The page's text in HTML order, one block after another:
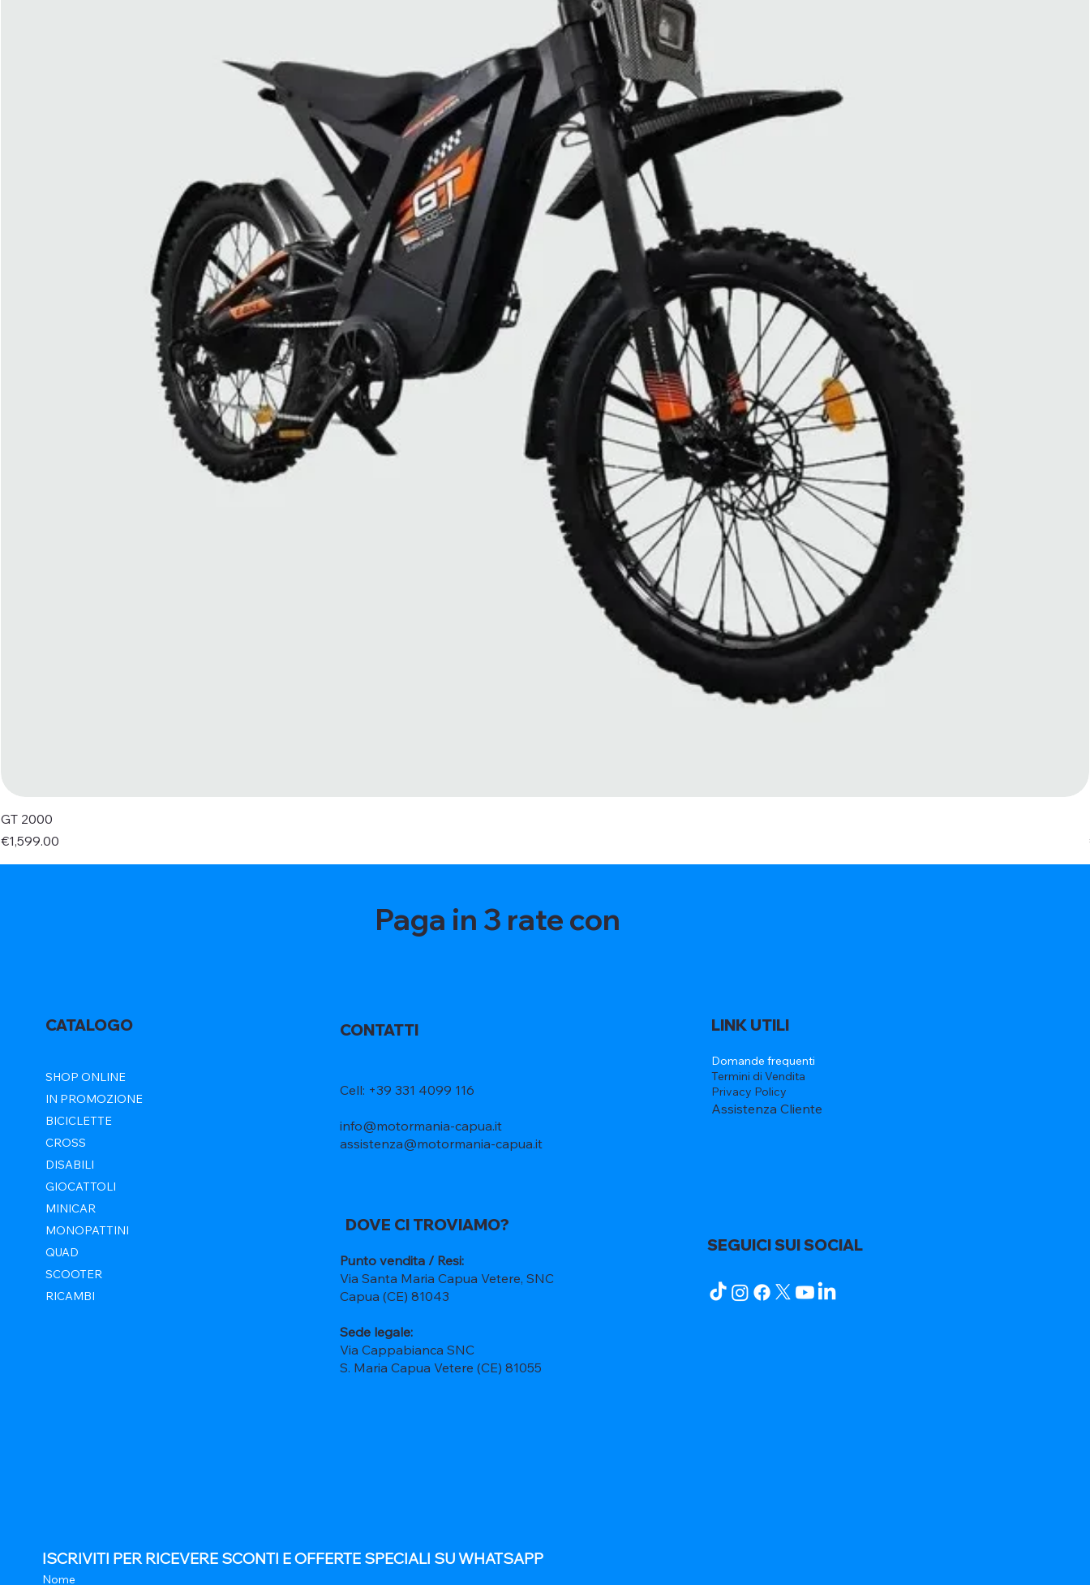
GT 2000
Price
€1,599.00
Paga in 3 rate con
CATALOGO
SHOP ONLINE
IN PROMOZIONE
BICICLETTE
CROSS
DISABILI
GIOCATTOLI
MINICAR
MONOPATTINI
QUAD
SCOOTER
RICAMBI
CONTATTI
Cell: +39 331 4099 116
info@motormania-capua.it
assistenza@motormania-capua.it
DOVE CI TROVIAMO?
Punto vendita / Resi:
Via Santa Maria Capua Vetere, SNC
Capua (CE) 81043
Sede legale:
Via Cappabianca SNC
S. Maria Capua Vetere (CE) 81055
LINK UTILI
Domande frequenti
Termini di Vendita
Privacy Policy
Assistenza Cliente
SEGUICI SUI SOCIAL
ISCRIVITI PER RICEVERE SCONTI E OFFERTE SPECIALI SU WHATSAPP
Nome